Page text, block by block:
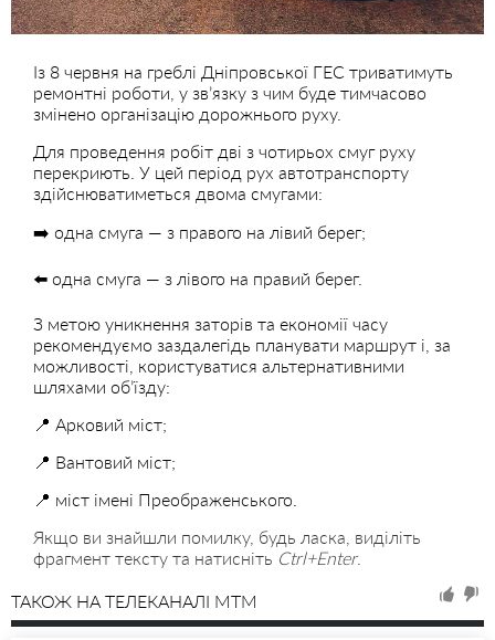
Із 8 червня на греблі Дніпровської ГЕС триватимуть
ремонтні роботи, у зв’язку з чим буде тимчасово
змінено організацію дорожнього руху.
Для проведення робіт дві з чотирьох смуг руху
перекриють. У цей період рух автотранспорту
здійснюватиметься двома смугами:
➡️ одна смуга — з правого на лівий берег;
⬅️ одна смуга — з лівого на правий берег.
З метою уникнення заторів та економії часу
рекомендуємо заздалегідь планувати маршрут і, за
можливості, користуватися альтернативними
шляхами об’їзду:
📍 Арковий міст;
📍 Вантовий міст;
📍 міст імені Преображенського.
Якщо ви знайшли помилку, будь ласка, виділіть
фрагмент тексту та натисніть Ctrl+Enter.
ТАКОЖ НА ТЕЛЕКАНАЛІ MTM